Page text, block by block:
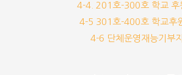
4-4. 201호-300호 학교 후
4-5 301호-400호 학교후
4-6 단체운영재능기부